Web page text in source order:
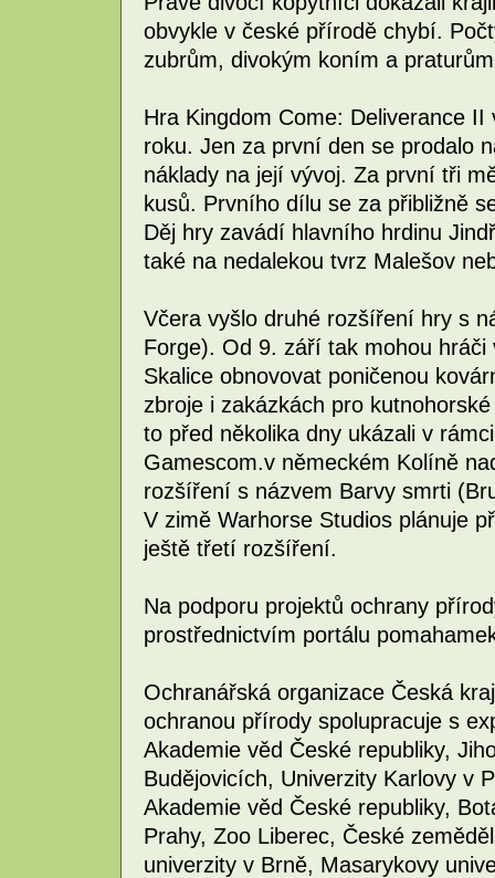
obvykle v české přírodě chybí.
zubrům, divokým koním a
Hra Kingdom Come: Deliverance
roku. Jen za první den se prodalo
náklady na její vývoj. Za první tři
kusů. Prvního dílu se za přibližně
Děj hry zavádí hlavního hrdinu
také na nedalekou tvrz Malešov
Včera vyšlo druhé rozšíření hry s
Forge). Od 9. září tak mohou
Skalice obnovovat poničenou
zbroje i zakázkách pro
to před několika dny ukázali v
Gamescom.v německém Kolíně
rozšíření s názvem Barvy smrti
V zimě Warhorse Studios plánuje
ještě třetí rozšíření.
Na podporu projektů ochrany
prostřednictvím portálu
Ochranářská organizace Česká
ochranou přírody spolupracuje s
Akademie věd České republiky,
Budějovicích, Univerzity Karlovy v
Akademie věd České republiky,
Prahy, Zoo Liberec, České
univerzity v Brně, Masarykovy